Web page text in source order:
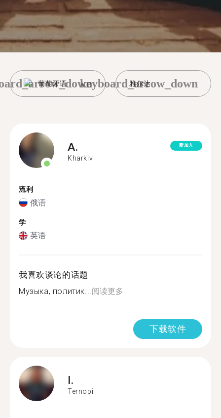
葡萄牙语 雅尔达
keyboard_arrow_down
A.
Kharkiv
新加入
流利
俄语
学
英语
我喜欢谈论的话题
Музыка, политик...阅读更多
下载软件
I.
Ternopil